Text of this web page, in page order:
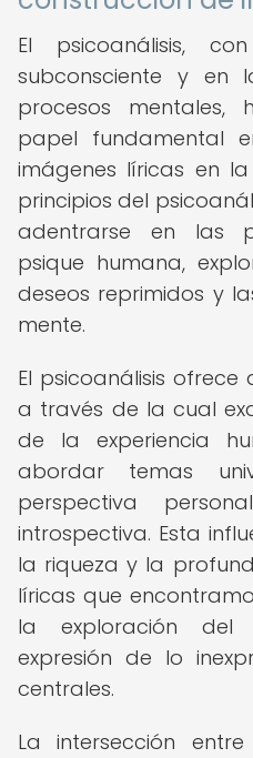
El psicoanálisis,
subconsciente y en
procesos mentales,
papel fundamental
imágenes líricas en
principios del
adentrarse en las
psique humana,
deseos reprimidos y
mente.
El psicoanálisis
a través de la cual
de la experiencia
abordar temas
perspectiva
introspectiva. Esta
la riqueza y la
líricas que
la exploración del
expresión de lo
centrales.
La intersección